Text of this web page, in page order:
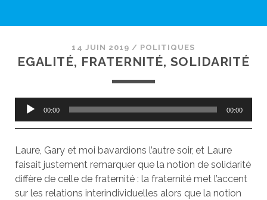
14 JUIN 2019 / POLITIQUES
EGALITÉ, FRATERNITÉ, SOLIDARITÉ
Lecteur
00:00 00:00
Laure, Gary et moi bavardions l’autre soir, et Laure
faisait justement remarquer que la notion de solidarité
diffère de celle de fraternité : la fraternité met l’accent
sur les relations interindividuelles alors que la notion